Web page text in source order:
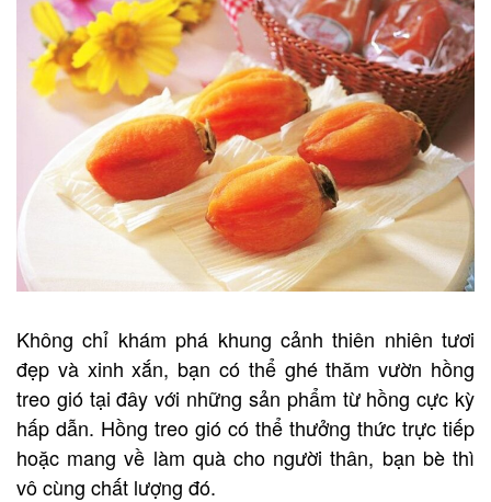
Không chỉ khám phá khung cảnh thiên nhiên tươi
đẹp và xinh xắn, bạn có thể ghé thăm vườn hồng
treo gió tại đây với những sản phẩm từ hồng cực kỳ
hấp dẫn. Hồng treo gió có thể thưởng thức trực tiếp
hoặc mang về làm quà cho người thân, bạn bè thì
vô cùng chất lượng đó.